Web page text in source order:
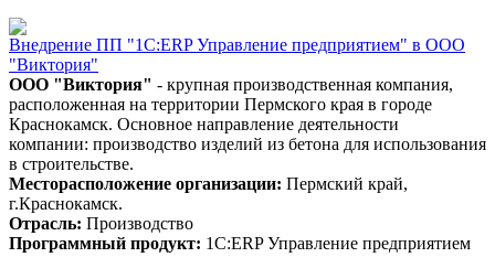
Внедрение ПП "1С:ERP Управление предприятием" в ООО
"Виктория"
ООО "Виктория" - крупная производственная компания,
расположенная на территории Пермского края в городе
Краснокамск. Основное направление деятельности
компании: производство изделий из бетона для использования
в строительстве.
Месторасположение организации: Пермский край,
г.Краснокамск.
Отрасль: Производство
Программный продукт: 1С:ERP Управление предприятием